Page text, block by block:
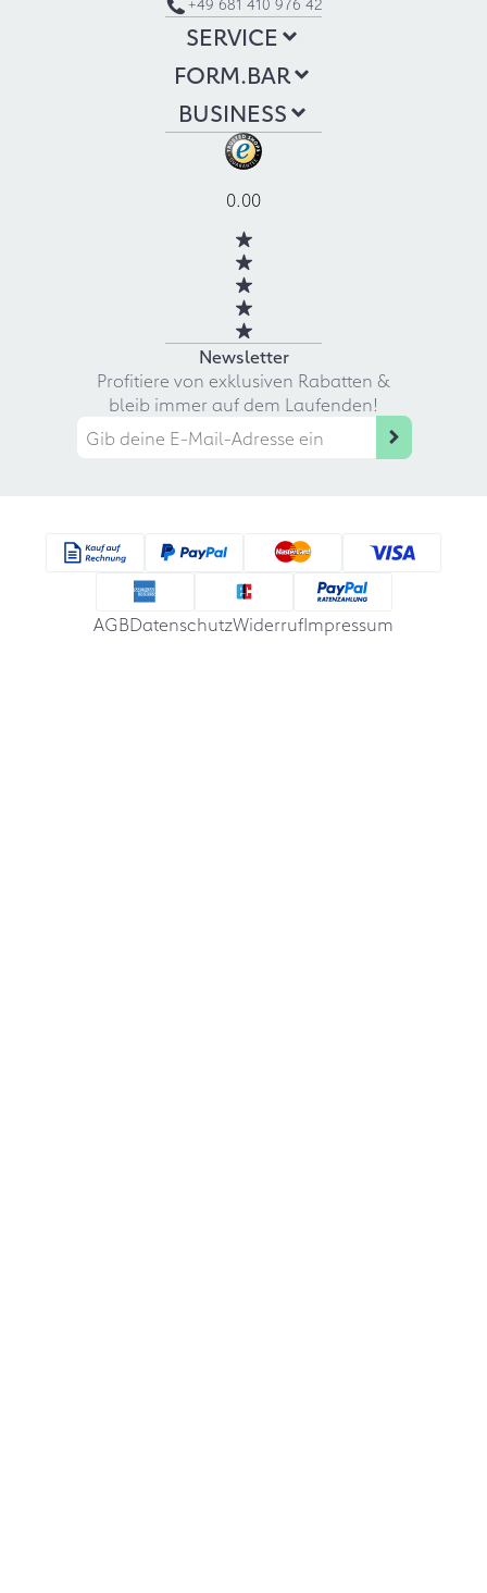
SERVICE
FORM.BAR
BUSINESS
0.00
Newsletter
Profitiere von exklusiven Rabatten &
bleib immer auf dem Laufenden!
AGBDatenschutzWiderrufImpressum